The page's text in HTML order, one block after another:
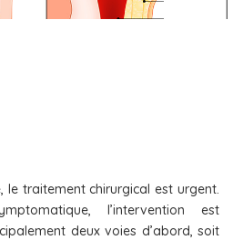
le traitement chirurgical est urgent.
l’intervention est
deux voies d’abord, soit